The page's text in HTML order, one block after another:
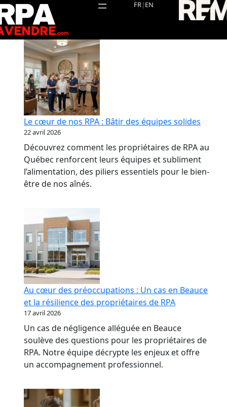
Aller
au
contenu
FR| EN
Le cœur de nos RPA : Bâtir des équipes solides
22 avril 2026
Découvrez comment les propriétaires de RPA au
Québec renforcent leurs équipes et subliment
l’alimentation, des piliers essentiels pour le bien-
être de nos aînés.
Au cœur des préoccupations : Un cas en Beauce
et la résilience des propriétaires de RPA
17 avril 2026
Un cas de négligence alléguée en Beauce
soulève des questions pour les propriétaires de
RPA. Notre équipe décrypte les enjeux et offre
un accompagnement professionnel.